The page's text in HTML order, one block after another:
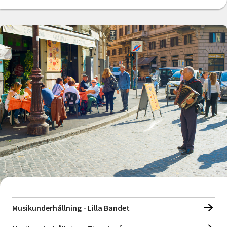
Musikunderhållning - Lilla Bandet